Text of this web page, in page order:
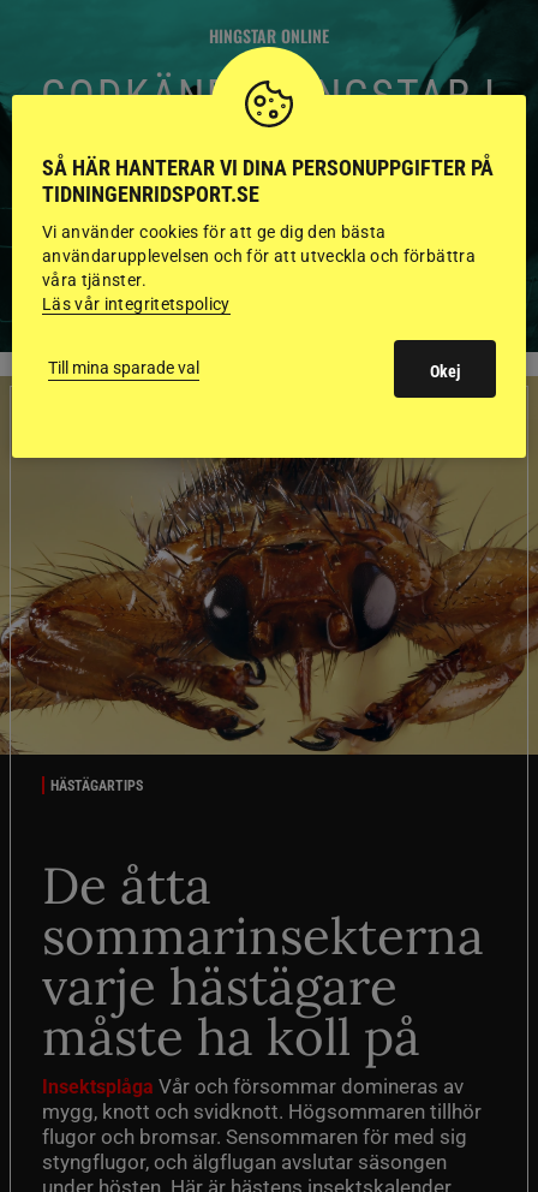
HINGSTAR ONLINE
GODKÄNDA HINGSTAR I
FLERA KATEGORIER MED
BILDER OCH FAKTA
HÄSTÄGARTIPS
De åtta
sommarinsekterna
varje hästägare
måste ha koll på
Insektsplåga Vår och försommar domineras av
mygg, knott och svidknott. Högsommaren tillhör
flugor och bromsar. Sensommaren för med sig
styngflugor, och älgflugan avslutar säsongen
under hösten. Här är hästens insektskalender.
SÅ HÄR HANTERAR VI DINA PERSONUPPGIFTER PÅ
TIDNINGENRIDSPORT.SE
Vi använder cookies för att ge dig den bästa
användarupplevelsen och för att utveckla och förbättra
våra tjänster.
Läs vår integritetspolicy
Till mina sparade val Okej